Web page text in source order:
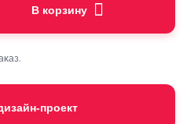
В корзину
дизайн-проект